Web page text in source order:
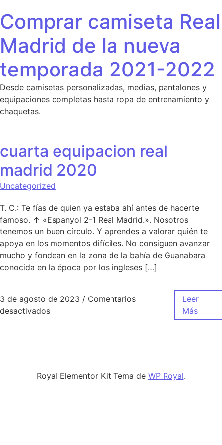
Comprar camiseta Real
Madrid de la nueva
temporada 2021-2022
Desde camisetas personalizadas, medias, pantalones y
equipaciones completas hasta ropa de entrenamiento y
chaquetas.
cuarta equipacion real
madrid 2020
Uncategorized
T. C.: Te fías de quien ya estaba ahí antes de hacerte
famoso. ↑ «Espanyol 2-1 Real Madrid.». Nosotros
tenemos un buen círculo. Y aprendes a valorar quién te
apoya en los momentos difíciles. No consiguen avanzar
mucho y fondean en la zona de la bahía de Guanabara
conocida en la época por los ingleses […]
3 de agosto de 2023 / Comentarios
desactivadosen cuarta equipacion real madrid 2020
Leer
Más
Royal Elementor Kit Tema de WP Royal.